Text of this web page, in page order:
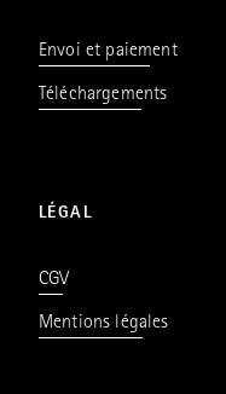
Envoi et paiement
Téléchargements
LÉGAL
CGV
Mentions légales